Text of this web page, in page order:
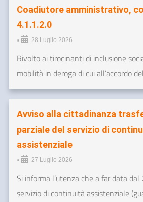
Coadiutore amministrativo,
4.1.1.2.0
• 28 Luglio 2026
Rivolto ai tirocinanti di inclusione
mobilità in deroga di cui all’accordo
Avviso alla cittadinanza
parziale del servizio di
assistenziale
• 27 Luglio 2026
Si informa l’utenza che a far data
servizio di continuità assistenziale